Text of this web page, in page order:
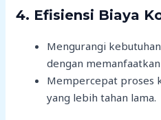
4. Efisiensi Biaya
Mengurangi
dengan
Mempercepat proses
yang lebih tahan lama.